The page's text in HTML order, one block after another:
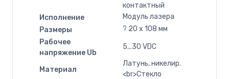
контактный
Исполнение
Модуль лазера
Размеры
? 20 x 108 мм
Рабочее
напряжение Ub
5...30 VDC
Материал
Латунь, никелир.
<br>Стекло